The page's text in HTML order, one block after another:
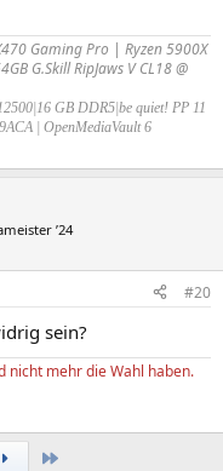
Gaming Pro | Ryzen 5900X
G.Skill RipJaws V CL18 @
GB DDR5|be quiet! PP 11
| OpenMediaVault 6
’24
#20
sein?
nicht mehr die Wahl haben.